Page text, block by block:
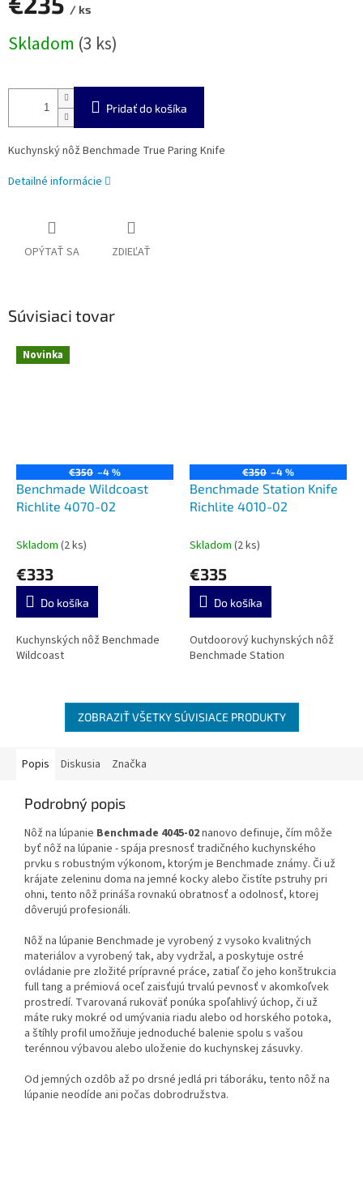
/ ks
cena:
Skladom (3 ks)
Pridať do košíka
Kuchynský nôž Benchmade True Paring Knife
Detailné informácie
OPÝTAŤ SA ZDIEĽAŤ
Súvisiaci tovar
Novinka
€350 –4 %
Benchmade Wildcoast
Richlite 4070-02
Skladom (2 ks)
€333
Do košíka
Kuchynských nôž Benchmade
Wildcoast
€350 –4 %
Benchmade Station Knife
Richlite 4010-02
Skladom (2 ks)
€335
Do košíka
Outdoorový kuchynských nôž
Benchmade Station
ZOBRAZIŤ VŠETKY SÚVISIACE PRODUKTY
Popis Diskusia Značka
Podrobný popis
Nôž na lúpanie Benchmade 4045-02nanovo definuje, čím môže
byť nôž na lúpanie - spája presnosť tradičného kuchynského
prvku s robustným výkonom, ktorým je Benchmade známy. Či už
krájate zeleninu doma na jemné kocky alebo čistíte pstruhy pri
ohni, tento nôž prináša rovnakú obratnosť a odolnosť, ktorej
dôverujú profesionáli.
Nôž na lúpanie Benchmade je vyrobený z vysoko kvalitných
materiálov a vyrobený tak, aby vydržal, a poskytuje ostré
ovládanie pre zložité prípravné práce, zatiaľ čo jeho konštrukcia
full tang a prémiová oceľ zaisťujú trvalú pevnosť v akomkoľvek
prostredí. Tvarovaná rukoväť ponúka spoľahlivý úchop, či už
máte ruky mokré od umývania riadu alebo od horského potoka,
a štíhly profil umožňuje jednoduché balenie spolu s vašou
terénnou výbavou alebo uloženie do kuchynskej zásuvky.
Od jemných ozdôb až po drsné jedlá pri táboráku, tento nôž na
lúpanie neodíde ani počas dobrodružstva.